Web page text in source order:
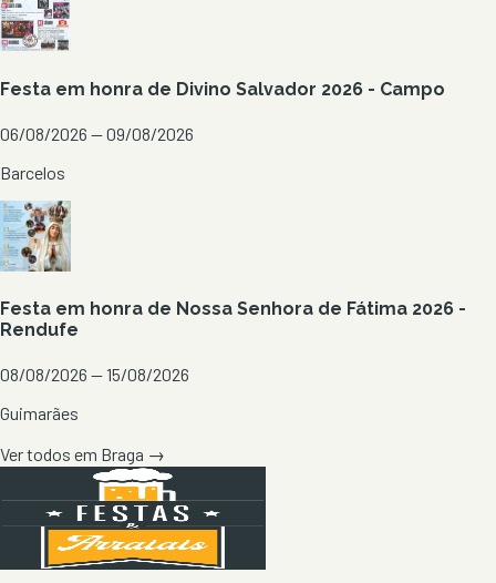
Festa em honra de Divino Salvador 2026 - Campo
06/08/2026 — 09/08/2026
Barcelos
Festa em honra de Nossa Senhora de Fátima 2026 -
Rendufe
08/08/2026 — 15/08/2026
Guimarães
Ver todos em Braga →